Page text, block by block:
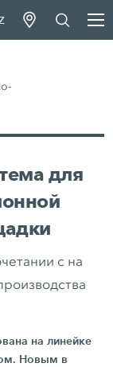
для
с на
на линейке
Новым в